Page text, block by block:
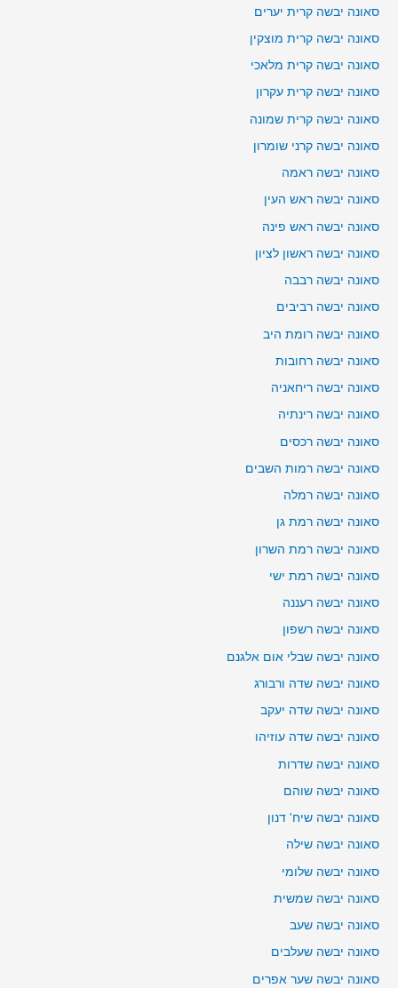
סאונה יבשה קרית יערים
סאונה יבשה קרית מוצקין
סאונה יבשה קרית מלאכי
סאונה יבשה קרית עקרון
סאונה יבשה קרית שמונה
סאונה יבשה קרני שומרון
סאונה יבשה ראמה
סאונה יבשה ראש העין
סאונה יבשה ראש פינה
סאונה יבשה ראשון לציון
סאונה יבשה רבבה
סאונה יבשה רביבים
סאונה יבשה רומת היב
סאונה יבשה רחובות
סאונה יבשה ריחאניה
סאונה יבשה רינתיה
סאונה יבשה רכסים
סאונה יבשה רמות השבים
סאונה יבשה רמלה
סאונה יבשה רמת גן
סאונה יבשה רמת השרון
סאונה יבשה רמת ישי
סאונה יבשה רעננה
סאונה יבשה רשפון
סאונה יבשה שבלי אום אלגנם
סאונה יבשה שדה ורבורג
סאונה יבשה שדה יעקב
סאונה יבשה שדה עוזיהו
סאונה יבשה שדרות
סאונה יבשה שוהם
סאונה יבשה שיח' דנון
סאונה יבשה שילה
סאונה יבשה שלומי
סאונה יבשה שמשית
סאונה יבשה שעב
סאונה יבשה שעלבים
סאונה יבשה שער אפרים